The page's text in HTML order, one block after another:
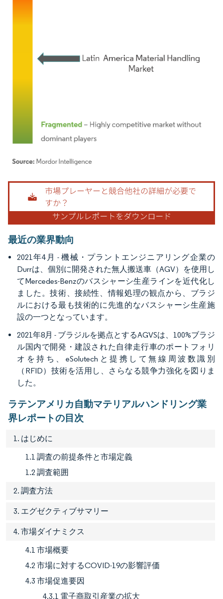
画像 © Mordor Intelligence。再利用にはCC BY 4.0の表示が必要です。
最近の業界動向
2021年4月 - 機械・プラントエンジニアリング企業の
Durrは、個別に開発された無人搬送車（AGV）を使用し
てMercedes-Benzのバスシャーシ生産ラインを近代化し
ました。技術、接続性、情報処理の観点から、ブラジ
ルにおける最も技術的に先進的なバスシャーシ生産施
設の一つとなっています。
2021年8月 - ブラジルを拠点とするAGVSは、100%ブラジ
ル国内で開発・建設された自律走行車のポートフォリ
オを持ち、eSolutechと提携して無線周波数識別
（RFID）技術を活用し、さらなる競争力強化を図りま
した。
ラテンアメリカ自動マテリアルハンドリング業
界レポートの目次
1. はじめに
1.1 調査の前提条件と市場定義
1.2 調査範囲
2. 調査方法
3. エグゼクティブサマリー
4. 市場ダイナミクス
4.1 市場概要
4.2 市場に対するCOVID-19の影響評価
4.3 市場促進要因
4.3.1 電子商取引産業の拡大